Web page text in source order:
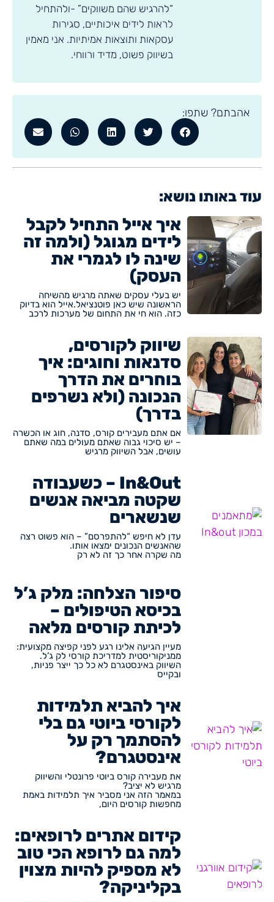
“להרגיש שהם משווקים” -ולהתחיל
לראות לידים איכותיים, סגירות
עסקאות ותוצאות אמיתיות. אני מאמין
בשיווק פשוט, מדיד ורווחי.
אהבתם? שתפו:
עוד באותו נושא:
איך אייל התחיל לקבל
לידים מגוגל (ולמה זה
שינה לו לגמרי את
העסק)
יש בעלי עסקים שאתה מרגיש מהשיחה
הראשונה שיש כאן פוטנציאל.אייל הוא בדיוק
כזה. הוא חי את התחום של מערכות לרכב
שיווק לקורסים,
סדנאות וחוגים: איך
בוחרים את הדרך
הנכונה (ולא נשרפים
בדרך)
אם אתם מעבירים קורס, סדנה, חוג או הכשרה
– יש סיכוי גבוה שאתם מעולים במה שאתם
עושים, אבל השיווק מרגיש
In&Out – כשעבודה
שקטה מביאה אנשים
שנשארים
עדן לא חיפש “להתפרסם” – הוא פשוט רצה
שהאנשים הנכונים ימצאו אותו.
מה שקרה אחר כך זה לא רק
סיפור הצלחה: מלק ג’ל
בכיסא הטיפולים –
לכיתת קורסים מלאה
מעיין הגיעה אלינו רגע לפני קפיצה מקצועית:
ממניקוריסטית למדריכת קורסי לק ג’ל.
השיווק באינסטגרם לא כל כך ייצר פניות,
ובקייס
איך להביא תלמידות
לקורסי ביוטי גם בלי
להסתמך רק על
אינסטגרם?
את מעבירה קורס ביוטי פרונטלי והשיווק
מרגיש לא יציב?
במאמר הזה אני מסביר איך תלמידות באמת
מחפשות קורסים היום,
קידום אתרים לרופאים:
למה גם לרופא הכי טוב
לא מספיק להיות מצוין
בקליניקה?